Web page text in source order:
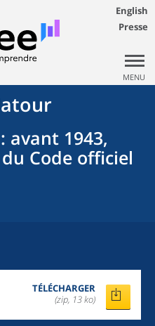
English
Presse
MENU
: avant 1943,
Code officiel
TÉLÉCHARGER
(zip, 13 ko)